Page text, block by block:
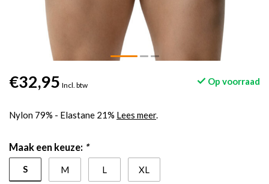
€32,95 Incl. btw Op voorraad
Nylon 79% - Elastane 21% Lees meer.
Maak een keuze: *
S M L XL